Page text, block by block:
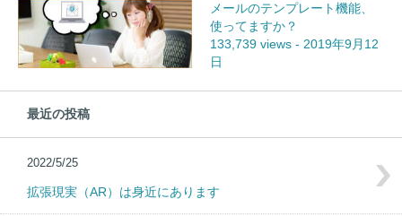
メールのテンプレート機能、
使ってますか？
133,739 views - 2019年9月12
日
最近の投稿
2022/5/25
拡張現実（AR）は身近にあります